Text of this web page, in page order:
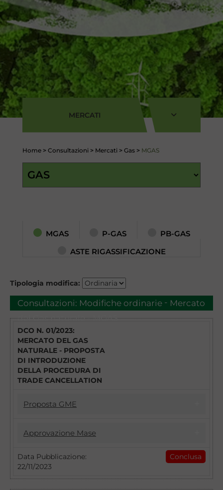
MERCATI
Home > Consultazioni > Mercati > Gas > MGAS
MGAS P-GAS
PB-GAS
ASTE RIGASSIFICAZIONE
Tipologia modifica:
Consultazioni: Modifiche ordinarie - Mercato
del Gas naturale - MGAS
DCO N. 01/2023:
MERCATO DEL GAS
NATURALE - PROPOSTA
DI INTRODUZIONE
DELLA PROCEDURA DI
TRADE CANCELLATION
Proposta GME
INTRODUZIONE DELLA PROCEDURA DI
TRADE CANCELLATION
Con il DCO n. 1/2023 il GME intende
Approvazione Mase
22/11/2023
Introduzione della procedura di Trade
Cancellation: approvazione della Disciplina
Data Pubblicazione:
22/11/2023
Conclusa